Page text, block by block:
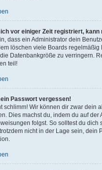
vor einiger Zeit registriert,
dass ein Administrator dein
löschen viele Boards
Datenbankgröße zu verringern.
teil!
Passwort vergessen!
schlimm! Wir können dir zwar dein
Dies machst du, indem du auf der
folgst. So solltest du
nicht in der Lage sein, dein